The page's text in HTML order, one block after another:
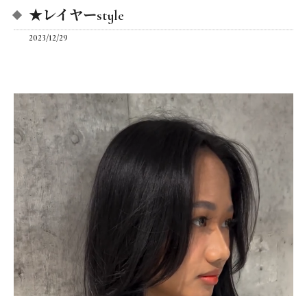
★レイヤーstyle
2023/12/29